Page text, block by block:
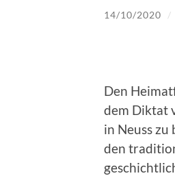
14/10/2020 /
Den
dem Diktat
in Neuss zu
den